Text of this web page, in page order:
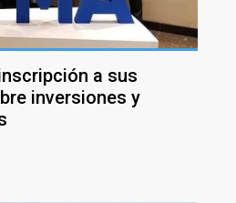
a sus
inversiones y